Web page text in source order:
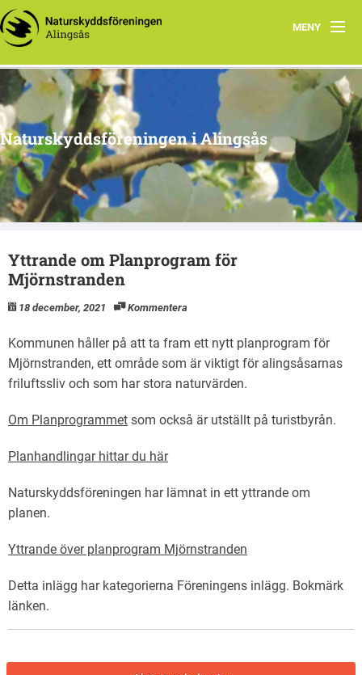
MENY
Aktuellt
Program 2026
Grupper
Samarbetsprojekt
Om oss
Naturskyddsföreningen i Alingsås
Yttrande om Planprogram för
Mjörnstranden
18 december, 2021 Kommentera
Kommunen håller på att ta fram ett nytt planprogram för
Mjörnstranden, ett område som är viktigt för alingsåsarnas
friluftssliv och som har stora naturvärden.
Om Planprogrammet som också är utställt på turistbyrån.
Planhandlingar hittar du här
Naturskyddsföreningen har lämnat in ett yttrande om
planen.
Yttrande över planprogram Mjörnstranden
Detta inlägg har kategorierna Föreningens inlägg. Bokmärk
länken.